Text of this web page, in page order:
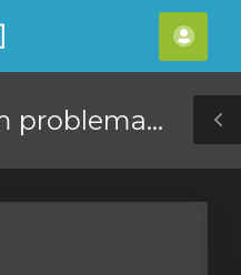
problema...